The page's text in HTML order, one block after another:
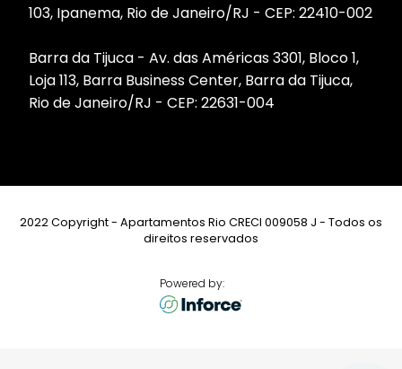
103, Ipanema, Rio de Janeiro/RJ - CEP: 22410-002
Barra da Tijuca - Av. das Américas 3301, Bloco 1,
Loja 113, Barra Business Center, Barra da Tijuca,
Rio de Janeiro/RJ - CEP: 22631-004
2022 Copyright - Apartamentos Rio CRECI 009058 J - Todos os
direitos reservados
Powered by: